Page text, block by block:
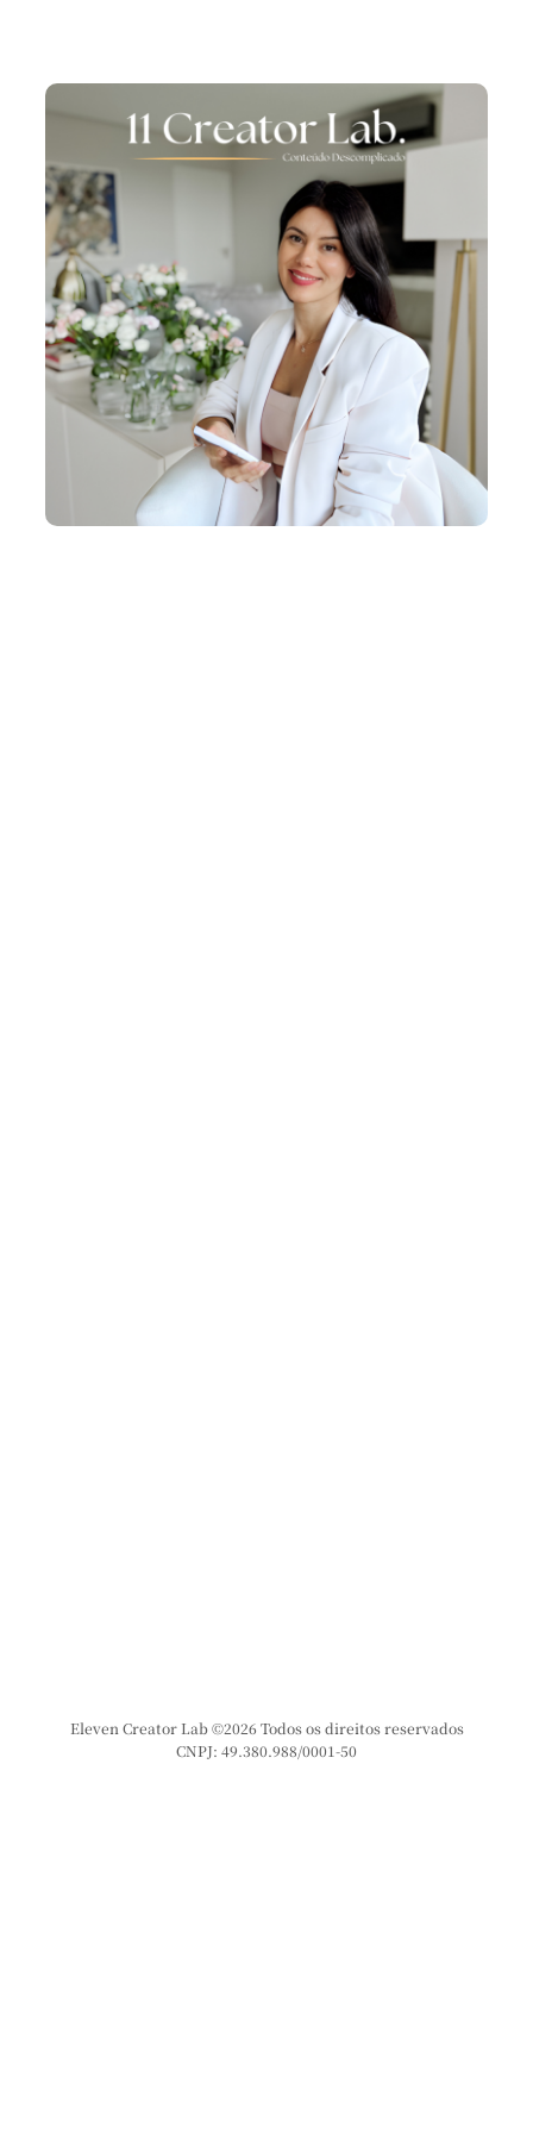
Eleven Creator Lab ©2026 Todos os direitos reservados
CNPJ: 49.380.988/0001-50